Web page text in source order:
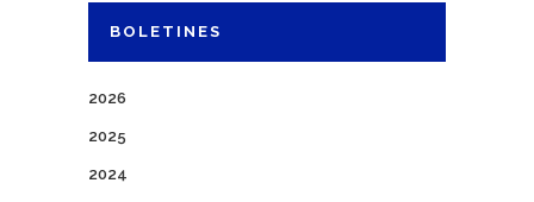
BOLETINES
2026
2025
2024